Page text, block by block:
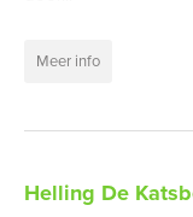
Meer info
Helling De